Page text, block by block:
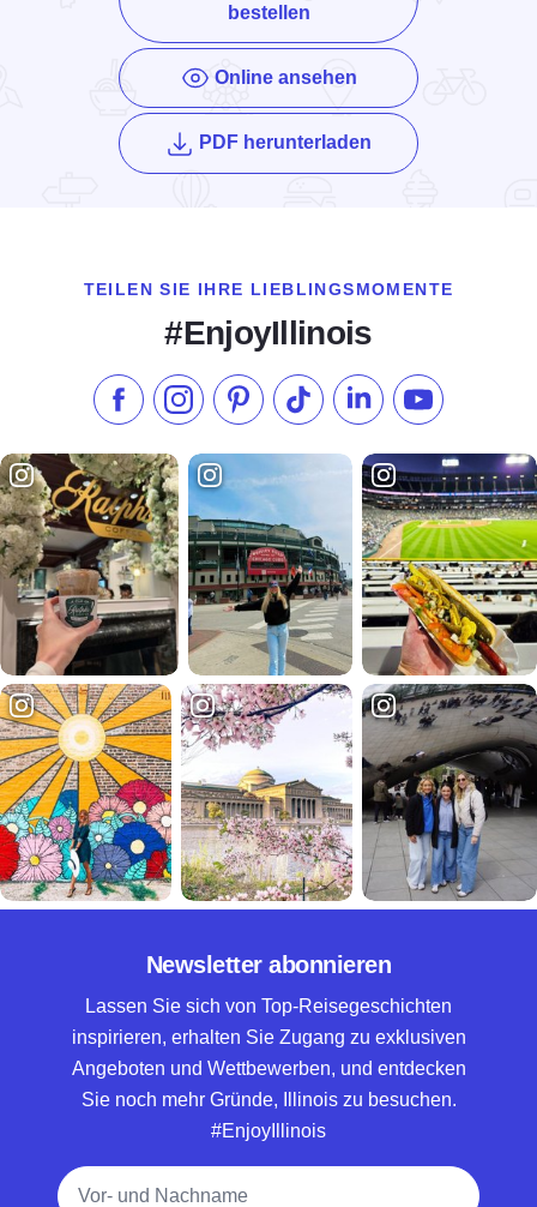
bestellen
Online ansehen
PDF herunterladen des Enjoy Illinois
TEILEN SIE IHRE LIEBLINGSMOMENTE
#EnjoyIllinois
Liken Sie uns auf Facebook
Folgen Sie uns auf Instagram
Besuchen Sie unser Pinterest
Folgen Sie uns auf TikTok
Folgen Sie uns auf
Abonnieren
Newsletter abonnieren
Lassen Sie sich von Top-Reisegeschichten
inspirieren, erhalten Sie Zugang zu exklusiven
Angeboten und Wettbewerben, und entdecken
Sie noch mehr Gründe, Illinois zu besuchen.
#EnjoyIllinois
Vollständiger Name